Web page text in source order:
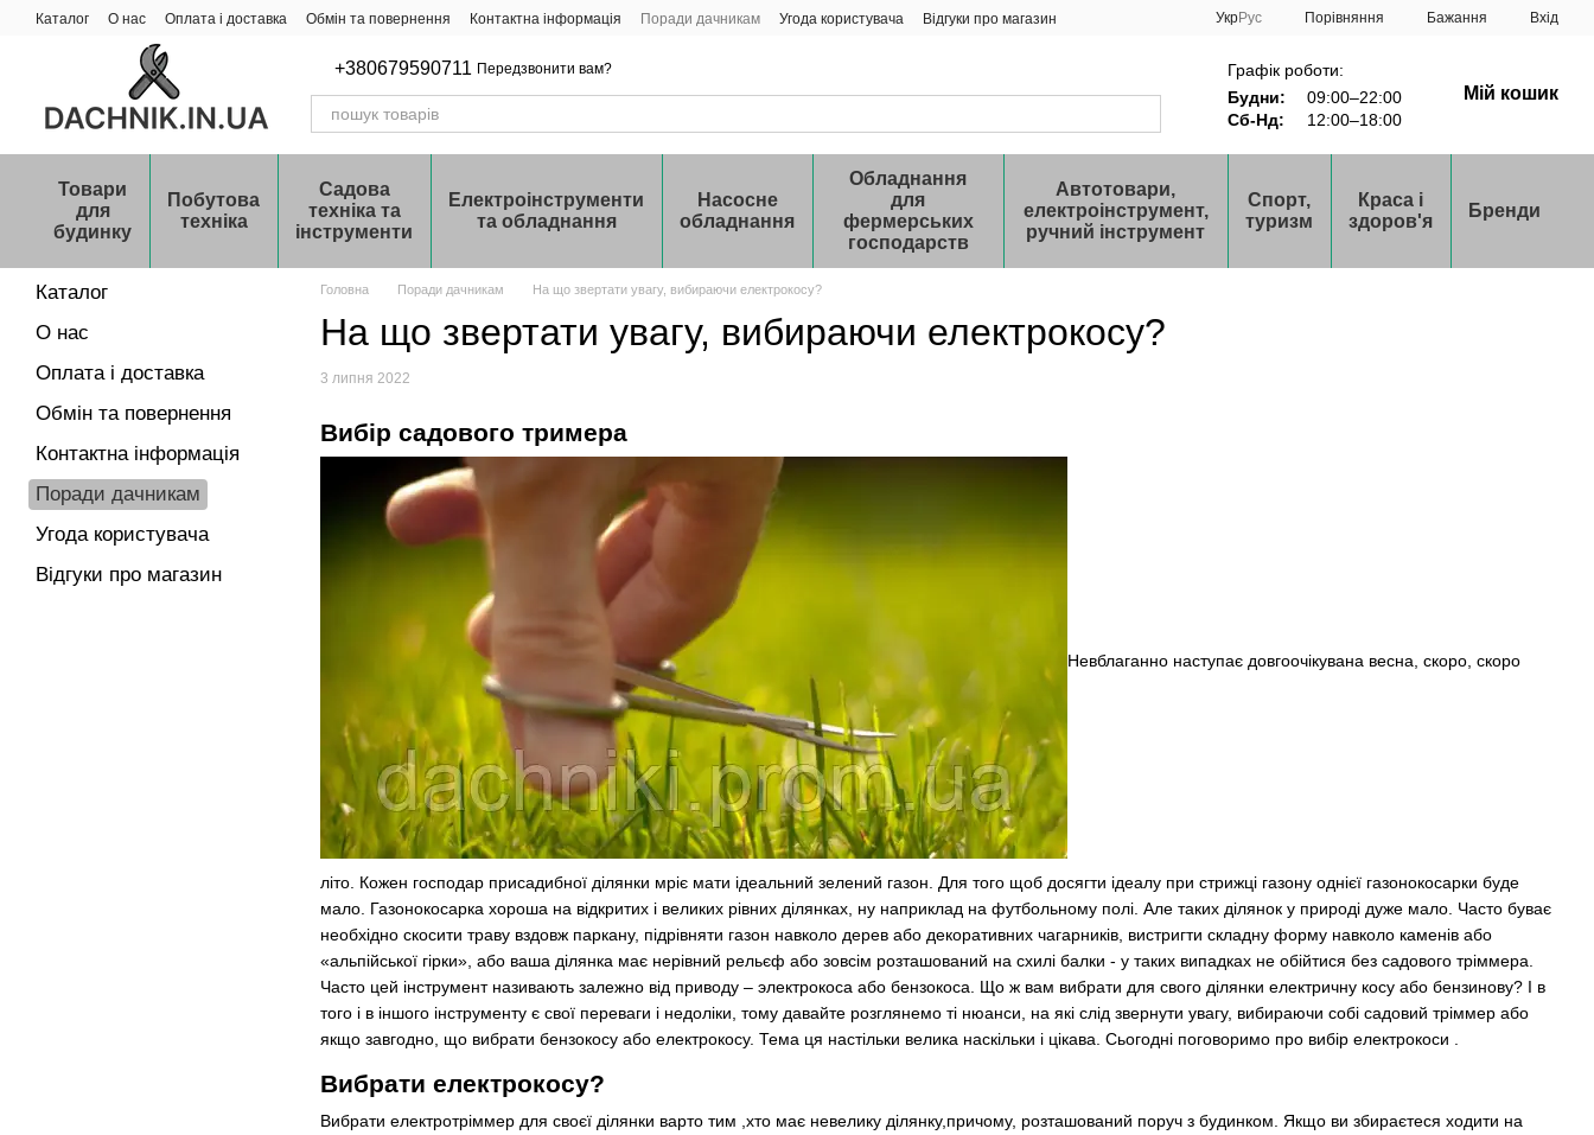
Перейти до основного контенту
Каталог О нас Оплата і доставка Обмін та повернення Контактна інформація Поради дачникам Угода користувача Відгуки про магазин УкрРус Порівняння Бажання Вхід
+380679590711 Передзвонити вам?
Графік роботи:
Будни:
09:00–22:00
Сб-Нд:
12:00–18:00
Мій кошик
Товари
для
будинку
Побутова
техніка
Садова
техніка та
інструменти
Електроінструменти
та обладнання
Насосне
обладнання
Обладнання
для
фермерських
господарств
Автотовари,
електроінструмент,
ручний інструмент
Спорт,
туризм
Краса і
здоров'я
Бренди
Головна Поради дачникам На що звертати увагу, вибираючи електрокосу?
На що звертати увагу, вибираючи електрокосу?
3 липня 2022
Вибір садового тримера
Невблаганно наступає довгоочікувана весна, скоро, скоро
літо. Кожен господар присадибної ділянки мріє мати ідеальний зелений газон. Для того щоб досягти ідеалу при стрижці газону однієї газонокосарки буде
мало. Газонокосарка хороша на відкритих і великих рівних ділянках, ну наприклад на футбольному полі. Але таких ділянок у природі дуже мало. Часто буває
необхідно скосити траву вздовж паркану, підрівняти газон навколо дерев або декоративних чагарників, вистригти складну форму навколо каменів або
«альпійської гірки», або ваша ділянка має нерівний рельєф або зовсім розташований на схилі балки - у таких випадках не обійтися без садового тріммера.
Часто цей інструмент називають залежно від приводу – электрокоса або бензокоса. Що ж вам вибрати для свого ділянки електричну косу або бензинову? І в
того і в іншого інструменту є свої переваги і недоліки, тому давайте розглянемо ті нюанси, на які слід звернути увагу, вибираючи собі садовий тріммер або
якщо завгодно, що вибрати бензокосу або електрокосу. Тема ця настільки велика наскільки і цікава. Сьогодні поговоримо про вибір електрокоси .
Вибрати електрокосу?
Вибрати електротріммер для своєї ділянки варто тим ,хто має невелику ділянку,причому, розташований поруч з будинком. Якщо ви збираєтеся ходити на
Каталог
О нас
Оплата і доставка
Обмін та повернення
Контактна інформація
Поради дачникам
Угода користувача
Відгуки про магазин